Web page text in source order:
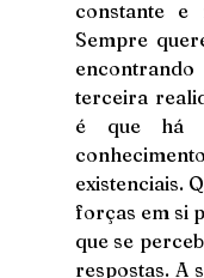
constante e
Sempre
terceira
é que há
existenciais.
forças em si
que se
respostas. A